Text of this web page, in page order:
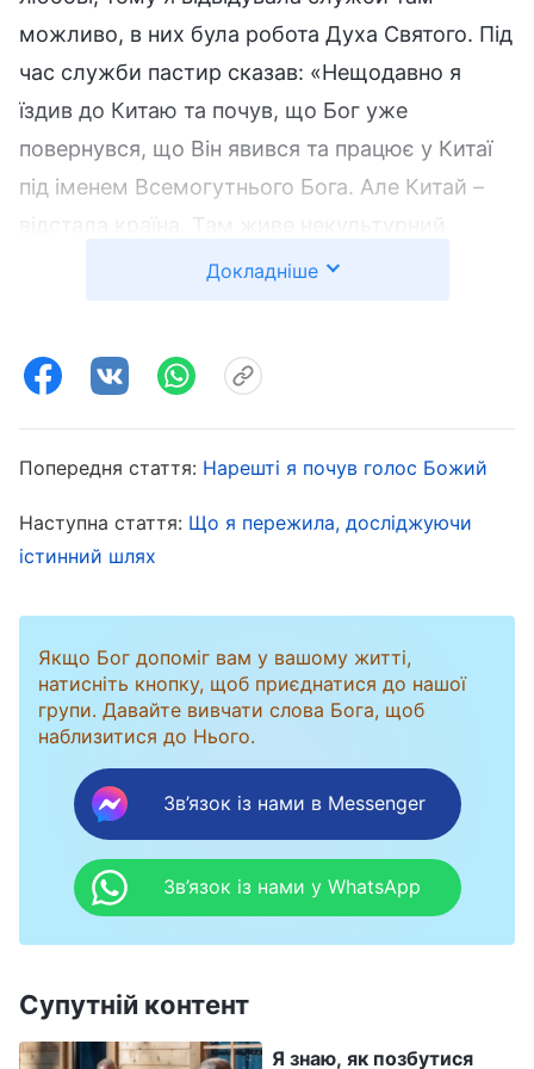
можливо, в них була робота Духа Святого. Під
час служби пастир сказав: «Нещодавно я
їздив до Китаю та почув, що Бог уже
повернувся, що Він явився та працює у Китаї
під іменем Всемогутнього Бога. Але Китай –
відстала країна. Там живе некультурний
народ. Бог такий величний – як Він може
слухайте їх. У такому слабкому духовному
немає роботи Святого Духа. Тамтешній уряд
пригноблює віруючих, а китайці вклоняються
працювати в Китаї? Це було б неможливо.
Скоро я виявила, що пастир хоч і читав
красномовні проповіді, але після них робив
зовсім інше; він не практикував шлях Господа.
В мене буквально опустилися руки. Коли я
спитала пастиря, як побороти гріховність, він
роздратовано відповів: «Всі розбещені.
Грішити – це нормально. Сповідайся перед
бажаєш покаятися, Господь вже пробачив
твої гріхи». Слова пастиря викликали в мене
Докладніше
Попередня стаття: Нарешті я почув голос Божий
Наступна стаття: Що я пережила, досліджуючи
істинний шлях
Якщо Бог допоміг вам у вашому житті,
натисніть кнопку, щоб приєднатися до нашої
групи. Давайте вивчати слова Бога, щоб
наблизитися до Нього.
Зв’язок із нами в Messenger
Зв’язок із нами у WhatsApp
Супутній контент
Я знаю, як позбутися